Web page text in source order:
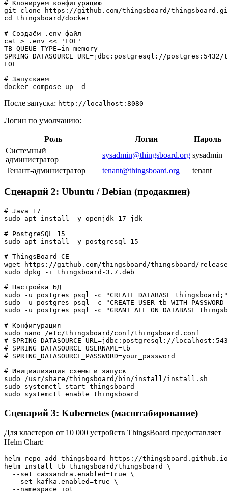
# Клонируем конфигурацию
git clone https://github.com/thingsboard/
cd thingsboard/docker
# Создаём .env файл
cat > .env << 'EOF'
TB_QUEUE_TYPE=in-memory
SPRING_DATASOURCE_URL=jdbc:postgresql://
EOF
# Запускаем
После запуска: http://localhost:8080
Логин по умолчанию:
Роль Логин
Пароль
Системный
администратор
sysadmin@thingsboard.org sysadmin
Тенант-администратор
tenant@thingsboard.org tenant
Сценарий 2: Ubuntu / Debian (продакшен)
# Java 17
sudo apt install -y openjdk-17-jdk
# PostgreSQL 15
sudo apt install -y postgresql-15
# ThingsBoard CE
wget https://github.com/thingsboard/thingsboard/
sudo dpkg -i thingsboard-3.7.deb
# Настройка БД
sudo -u postgres psql -c "CREATE DATABASE thingsboard;"
sudo -u postgres psql -c "CREATE USER tb WITH
sudo -u postgres psql -c "GRANT ALL ON DATABASE
# Конфигурация
sudo nano /etc/thingsboard/conf/thingsboard.conf
# SPRING_DATASOURCE_URL=jdbc:postgresql://
# SPRING_DATASOURCE_USERNAME=tb
# SPRING_DATASOURCE_PASSWORD=your_password
# Инициализация схемы и запуск
sudo /usr/share/thingsboard/bin/install/install.sh
sudo systemctl start thingsboard
Сценарий 3: Kubernetes (масштабирование)
Для кластеров от 10 000 устройств ThingsBoard предоставляет
Helm Chart:
helm repo add thingsboard https://
helm install tb thingsboard/thingsboard \
  --set cassandra.enabled=true \
  --set kafka.enabled=true \